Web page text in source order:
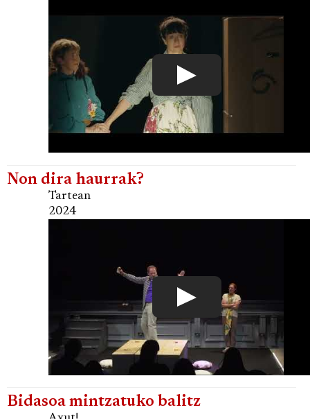
Non dira haurrak?
Tartean
2024
Bidasoa mintzatuko balitz